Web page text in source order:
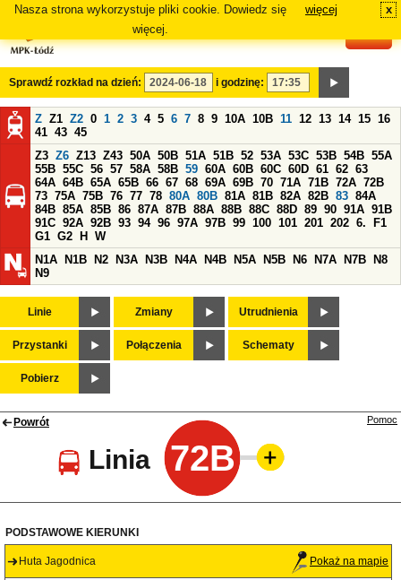
Nasza strona wykorzystuje pliki cookie. Dowiedz się
więcej.
więcej x
Sprawdź rozkład na dzień: i godzinę:
Z Z1 Z2 0 1 2 3 4 5 6 7 8 9 10A 10B 11 12 13 14 15 16
41 43 45
Z3 Z6 Z13 Z43 50A 50B 51A 51B 52 53A 53C 53B 54B 55A
55B 55C 56 57 58A 58B 59 60A 60B 60C 60D 61 62 63
64A 64B 65A 65B 66 67 68 69A 69B 70 71A 71B 72A 72B
73 75A 75B 76 77 78 80A 80B 81A 81B 82A 82B 83 84A
84B 85A 85B 86 87A 87B 88A 88B 88C 88D 89 90 91A 91B
91C 92A 92B 93 94 96 97A 97B 99 100 101 201 202 6.
F1
G1 G2 H
W
N1A
N1B N2 N3A N3B N4A N4B N5A N5B N6 N7A N7B
N8
N9
Linie Zmiany Utrudnienia
Przystanki Połączenia Schematy
Pobierz
Powrót
Linia 72B
Pomoc
PODSTAWOWE KIERUNKI
Huta Jagodnica Pokaż na mapie